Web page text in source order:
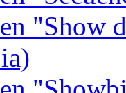
"Show